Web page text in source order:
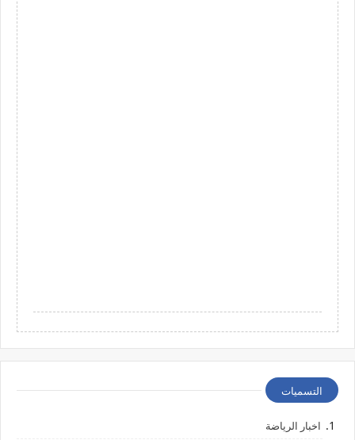
التسميات
اخبار الرياضة